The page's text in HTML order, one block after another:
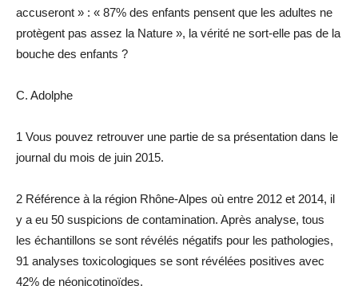
accuseront » : « 87% des enfants pensent que les adultes ne
protègent pas assez la Nature », la vérité ne sort-elle pas de la
bouche des enfants ?
C. Adolphe
1 Vous pouvez retrouver une partie de sa présentation dans le
journal du mois de juin 2015.
2 Référence à la région Rhône-Alpes où entre 2012 et 2014, il
y a eu 50 suspicions de contamination. Après analyse, tous
les échantillons se sont révélés négatifs pour les pathologies,
91 analyses toxicologiques se sont révélées positives avec
42% de néonicotinoïdes.